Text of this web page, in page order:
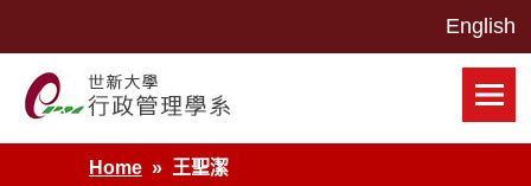
世新大學行政管理學系網站
Home
王聖潔